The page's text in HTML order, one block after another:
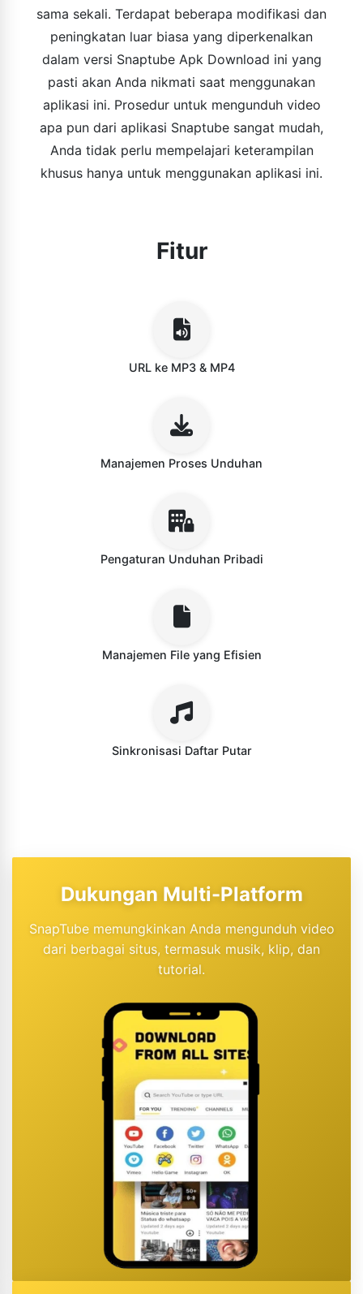
sama sekali. Terdapat beberapa modifikasi dan
peningkatan luar biasa yang diperkenalkan
dalam versi Snaptube Apk Download ini yang
pasti akan Anda nikmati saat menggunakan
aplikasi ini. Prosedur untuk mengunduh video
apa pun dari aplikasi Snaptube sangat mudah,
Anda tidak perlu mempelajari keterampilan
khusus hanya untuk menggunakan aplikasi ini.
Fitur
URL ke MP3 & MP4
Manajemen Proses Unduhan
Pengaturan Unduhan Pribadi
Manajemen File yang Efisien
Sinkronisasi Daftar Putar
Dukungan Multi-Platform
SnapTube memungkinkan Anda mengunduh video
dari berbagai situs, termasuk musik, klip, dan
tutorial.